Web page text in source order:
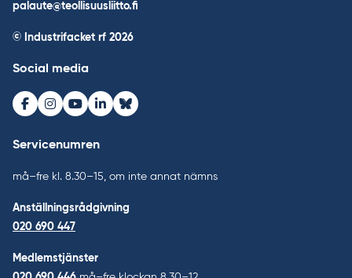
palaute@teollisuusliitto.fi
© Industrifacket rf 2026
Social media
Facebook
Instagram
Youtube
LinkedInBluesky
Servicenumren
må–fre kl. 8.30–15, om inte annat nämns
Anställningsrådgivning
020 690 447
Medlemstjänster